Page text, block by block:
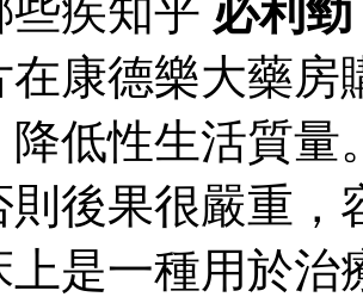
些疾知乎 必利勁
在康德樂大藥房
降低性生活質
則後果很嚴重，
上是一種用於